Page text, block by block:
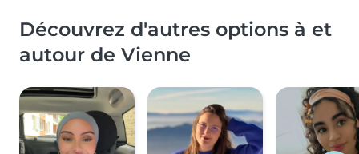
Découvrez d'autres options à et
autour de Vienne